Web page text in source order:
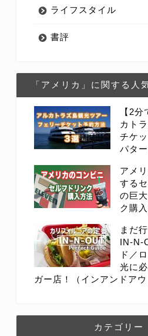
ライフスタイル
書評
「アメリカ」に関する人
【2
カト
チケ
パタ
アメ
する
の巨
ク購
まだ
IN-N-
ド／
光に
ガー店！（インアンドアウ
カテゴリー